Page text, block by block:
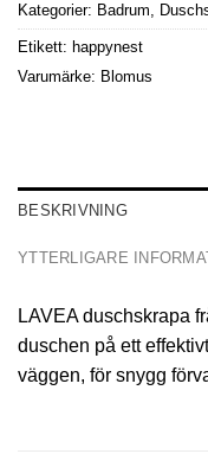
Kategorier: Badrum,
Etikett: happynest
Varumärke: Blomus
BESKRIVNING
YTTERLIGARE
LAVEA duschskrapa
duschen på ett
väggen, för snygg